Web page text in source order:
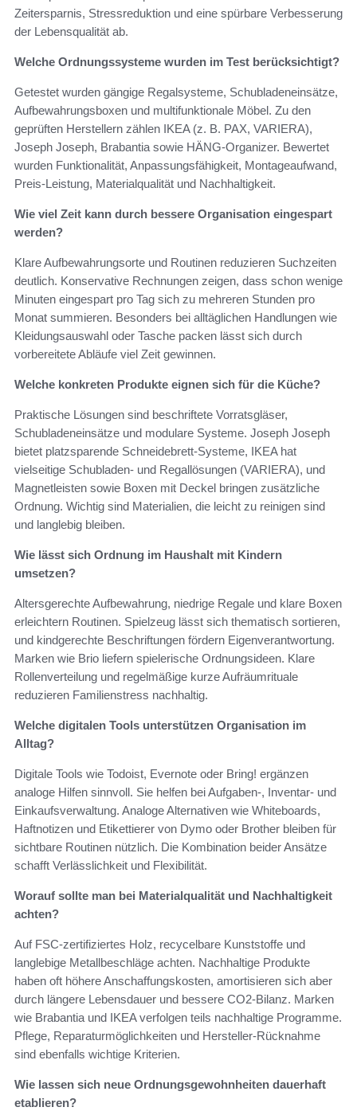
Zeitersparnis, Stressreduktion und eine spürbare Verbesserung
der Lebensqualität ab.
Welche Ordnungssysteme wurden im Test berücksichtigt?
Getestet wurden gängige Regalsysteme, Schubladeneinsätze,
Aufbewahrungsboxen und multifunktionale Möbel. Zu den
geprüften Herstellern zählen IKEA (z. B. PAX, VARIERA),
Joseph Joseph, Brabantia sowie HÄNG-Organizer. Bewertet
wurden Funktionalität, Anpassungsfähigkeit, Montageaufwand,
Preis-Leistung, Materialqualität und Nachhaltigkeit.
Wie viel Zeit kann durch bessere Organisation eingespart
werden?
Klare Aufbewahrungsorte und Routinen reduzieren Suchzeiten
deutlich. Konservative Rechnungen zeigen, dass schon wenige
Minuten eingespart pro Tag sich zu mehreren Stunden pro
Monat summieren. Besonders bei alltäglichen Handlungen wie
Kleidungsauswahl oder Tasche packen lässt sich durch
vorbereitete Abläufe viel Zeit gewinnen.
Welche konkreten Produkte eignen sich für die Küche?
Praktische Lösungen sind beschriftete Vorratsgläser,
Schubladeneinsätze und modulare Systeme. Joseph Joseph
bietet platzsparende Schneidebrett-Systeme, IKEA hat
vielseitige Schubladen- und Regallösungen (VARIERA), und
Magnetleisten sowie Boxen mit Deckel bringen zusätzliche
Ordnung. Wichtig sind Materialien, die leicht zu reinigen sind
und langlebig bleiben.
Wie lässt sich Ordnung im Haushalt mit Kindern
umsetzen?
Altersgerechte Aufbewahrung, niedrige Regale und klare Boxen
erleichtern Routinen. Spielzeug lässt sich thematisch sortieren,
und kindgerechte Beschriftungen fördern Eigenverantwortung.
Marken wie Brio liefern spielerische Ordnungsideen. Klare
Rollenverteilung und regelmäßige kurze Aufräumrituale
reduzieren Familienstress nachhaltig.
Welche digitalen Tools unterstützen Organisation im
Alltag?
Digitale Tools wie Todoist, Evernote oder Bring! ergänzen
analoge Hilfen sinnvoll. Sie helfen bei Aufgaben-, Inventar- und
Einkaufsverwaltung. Analoge Alternativen wie Whiteboards,
Haftnotizen und Etikettierer von Dymo oder Brother bleiben für
sichtbare Routinen nützlich. Die Kombination beider Ansätze
schafft Verlässlichkeit und Flexibilität.
Worauf sollte man bei Materialqualität und Nachhaltigkeit
achten?
Auf FSC-zertifiziertes Holz, recycelbare Kunststoffe und
langlebige Metallbeschläge achten. Nachhaltige Produkte
haben oft höhere Anschaffungskosten, amortisieren sich aber
durch längere Lebensdauer und bessere CO2-Bilanz. Marken
wie Brabantia und IKEA verfolgen teils nachhaltige Programme.
Pflege, Reparaturmöglichkeiten und Hersteller-Rücknahme
sind ebenfalls wichtige Kriterien.
Wie lassen sich neue Ordnungsgewohnheiten dauerhaft
etablieren?